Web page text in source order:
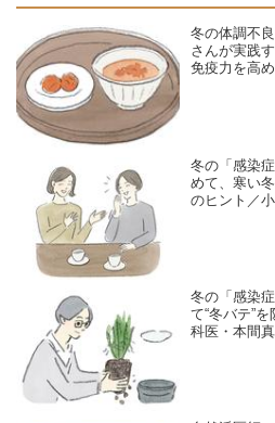
冬の体調不
さんが実践
免疫力を高
冬の「感染
めて、寒い
のヒント／
冬の「感染
て“冬バテ”
科医・本間